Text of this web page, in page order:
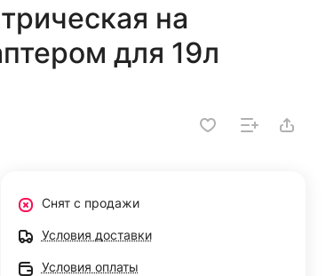
на
для 19л
Снят с продажи
Условия доставки
Условия оплаты